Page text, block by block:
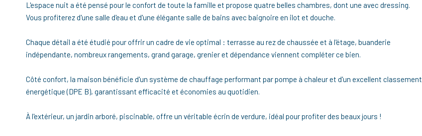
L'espace nuit a été pensé pour le confort de toute la famille et propose quatre belles chambres, dont une avec dressing.
Vous profiterez d'une salle d'eau et d'une élégante salle de bains avec baignoire en ilot et douche.
Chaque détail a été étudié pour offrir un cadre de vie optimal : terrasse au rez de chaussée et à l'étage, buanderie
indépendante, nombreux rangements, grand garage, grenier et dépendance viennent compléter ce bien.
Côté confort, la maison bénéficie d'un système de chauffage performant par pompe à chaleur et d'un excellent classement
énergétique (DPE B), garantissant efficacité et économies au quotidien.
À l'extérieur, un jardin arboré, piscinable, offre un véritable écrin de verdure, idéal pour profiter des beaux jours !